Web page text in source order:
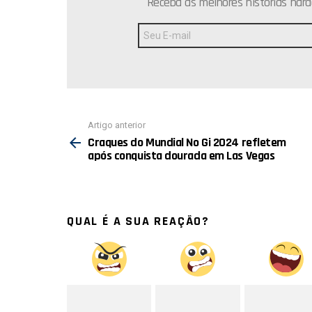
Endereço
de
E-
mais
Artigo anterior
Craques do Mundial No Gi 2024 refletem
após conquista dourada em Las Vegas
QUAL É A SUA REAÇÃO?